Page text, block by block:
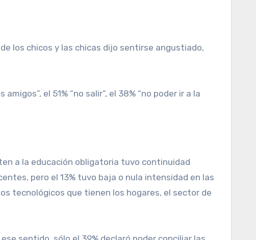
los chicos y las chicas dijo sentirse angustiado,
el 51% “no salir”, el 38% “no poder ir a la
a la educación obligatoria tuvo continuidad
pero el 13% tuvo baja o nula intensidad en las
tecnológicos que tienen los hogares, el sector de